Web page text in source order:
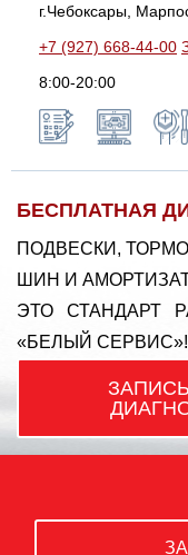
г.Чебоксары,
+7 (927) 668-44-00
8:00-20:00
БЕСПЛАТНАЯ
ПОДВЕСКИ,
ШИН И
ЭТО СТАНДАРТ
«БЕЛЫЙ СЕРВИС»!